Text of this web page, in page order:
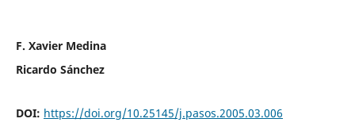
F. Xavier Medina
Ricardo Sánchez
DOI: https://doi.org/10.25145/j.pasos.2005.03.006